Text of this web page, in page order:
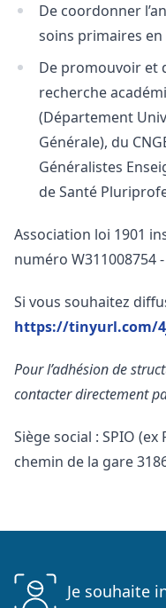
De coordonner
soins primaires en
De promouvoir et
recherche
(Département
Générale), du
Généralistes
de Santé
Association loi 1901
numéro W311008754 -
Si vous souhaitez
https://tinyurl.com/
Pour l’adhésion de
contacter directement
Siège social : SPIO (ex
chemin de la gare
Je souhaite